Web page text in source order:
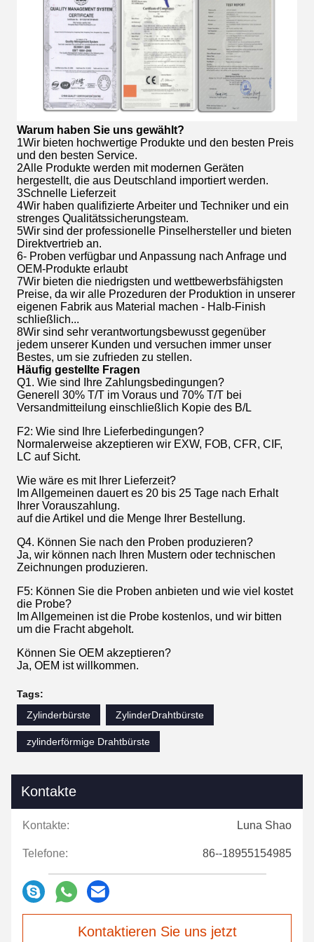
Warum haben Sie uns gewählt?
1Wir bieten hochwertige Produkte und den besten Preis
und den besten Service.
2Alle Produkte werden mit modernen Geräten
hergestellt, die aus Deutschland importiert werden.
3Schnelle Lieferzeit
4Wir haben qualifizierte Arbeiter und Techniker und ein
strenges Qualitätssicherungsteam.
5Wir sind der professionelle Pinselhersteller und bieten
Direktvertrieb an.
6- Proben verfügbar und Anpassung nach Anfrage und
OEM-Produkte erlaubt
7Wir bieten die niedrigsten und wettbewerbsfähigsten
Preise, da wir alle Prozeduren der Produktion in unserer
eigenen Fabrik aus Material machen - Halb-Finish
schließlich...
8Wir sind sehr verantwortungsbewusst gegenüber
jedem unserer Kunden und versuchen immer unser
Bestes, um sie zufrieden zu stellen.
Häufig gestellte Fragen
Q1. Wie sind Ihre Zahlungsbedingungen?
Generell 30% T/T im Voraus und 70% T/T bei
Versandmitteilung einschließlich Kopie des B/L
F2: Wie sind Ihre Lieferbedingungen?
Normalerweise akzeptieren wir EXW, FOB, CFR, CIF,
LC auf Sicht.
Wie wäre es mit Ihrer Lieferzeit?
Im Allgemeinen dauert es 20 bis 25 Tage nach Erhalt
Ihrer Vorauszahlung.
auf die Artikel und die Menge Ihrer Bestellung.
Q4. Können Sie nach den Proben produzieren?
Ja, wir können nach Ihren Mustern oder technischen
Zeichnungen produzieren.
F5: Können Sie die Proben anbieten und wie viel kostet
die Probe?
Im Allgemeinen ist die Probe kostenlos, und wir bitten
um die Fracht abgeholt.
Können Sie OEM akzeptieren?
Ja, OEM ist willkommen.
Tags:
Zylinderbürste
ZylinderDrahtbürste
zylinderförmige Drahtbürste
Kontakte
Kontakte: Luna Shao
Telefone: 86--18955154985
Kontaktieren Sie uns jetzt